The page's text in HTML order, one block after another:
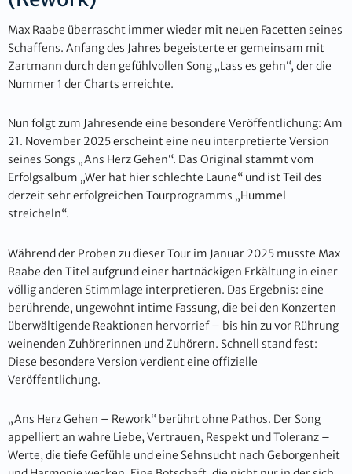
Max Raabe überrascht immer wieder mit neuen Facetten seines
Schaffens. Anfang des Jahres begeisterte er gemeinsam mit
Zartmann durch den gefühlvollen Song „Lass es gehn“, der die
Nummer 1 der Charts erreichte.
Nun folgt zum Jahresende eine besondere Veröffentlichung: Am
21. November 2025 erscheint eine neu interpretierte Version
seines Songs „Ans Herz Gehen“. Das Original stammt vom
Erfolgsalbum „Wer hat hier schlechte Laune“ und ist Teil des
derzeit sehr erfolgreichen Tourprogramms „Hummel
streicheln“.
Während der Proben zu dieser Tour im Januar 2025 musste Max
Raabe den Titel aufgrund einer hartnäckigen Erkältung in einer
völlig anderen Stimmlage interpretieren. Das Ergebnis: eine
berührende, ungewohnt intime Fassung, die bei den Konzerten
überwältigende Reaktionen hervorrief – bis hin zu vor Rührung
weinenden Zuhörerinnen und Zuhörern. Schnell stand fest:
Diese besondere Version verdient eine offizielle
Veröffentlichung.
„Ans Herz Gehen – Rework“ berührt ohne Pathos. Der Song
appelliert an wahre Liebe, Vertrauen, Respekt und Toleranz –
Werte, die tiefe Gefühle und eine Sehnsucht nach Geborgenheit